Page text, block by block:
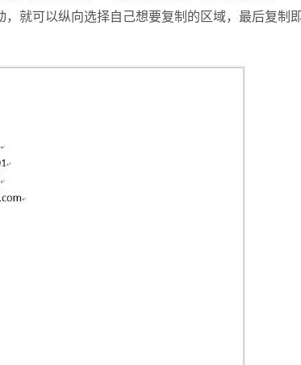
就可以纵向选择自己想要复制的区域，最后复制